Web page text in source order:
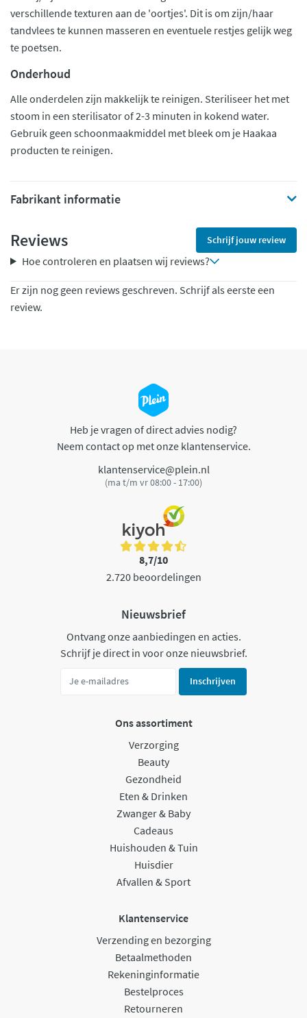
verschillende texturen aan de 'oortjes'. Dit is om zijn/haar
tandvlees te kunnen masseren en eventuele restjes gelijk weg
te poetsen.
Onderhoud
Alle onderdelen zijn makkelijk te reinigen. Steriliseer het met
stoom in een sterilisator of 2-3 minuten in kokend water.
Gebruik geen schoonmaakmiddel met bleek om je Haakaa
producten te reinigen.
Fabrikant informatie
Reviews Schrijf jouw review
Hoe controleren en plaatsen wij reviews?
Er zijn nog geen reviews geschreven. Schrijf als eerste een
review.
Heb je vragen of direct advies nodig?
Neem contact op met onze klantenservice.
klantenservice@plein.nl
(ma t/m vr 08:00 - 17:00)
8,7/10
2.720 beoordelingen
Nieuwsbrief
Ontvang onze aanbiedingen en acties.
Schrijf je direct in voor onze nieuwsbrief.
Inschrijven
Ons assortiment
Verzorging
Beauty
Gezondheid
Eten & Drinken
Zwanger & Baby
Cadeaus
Huishouden & Tuin
Huisdier
Afvallen & Sport
Klantenservice
Verzending en bezorging
Betaalmethoden
Rekeninginformatie
Bestelproces
Retourneren